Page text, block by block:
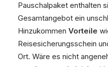
Pauschalpaket enthalten
Gesamtangebot ein
Hinzukommen Vorteile
Reisesicherungsschein
Ort. Wäre es nicht